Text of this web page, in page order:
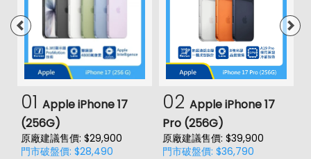
01 Apple iPhone 17
(256G)
原廠建議售價: $29,900
門市破盤價: $28,490
02 Apple iPhone 17
Pro (256G)
原廠建議售價: $39,900
門市破盤價: $36,790